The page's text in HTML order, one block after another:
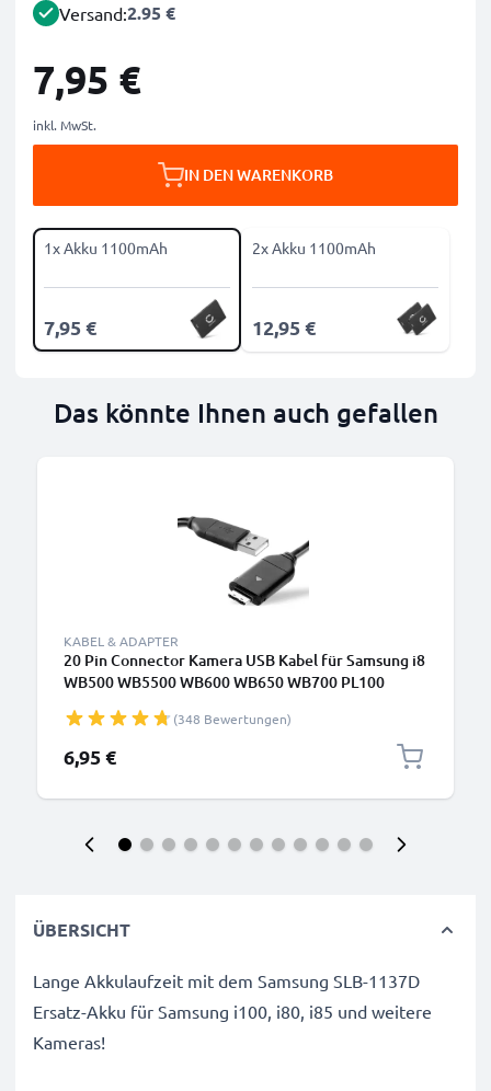
Versand:2.95 €
7,95 €
inkl. MwSt.
IN DEN WARENKORB
1x Akku 1100mAh
7,95 €
2x Akku 1100mAh
12,95 €
Das könnte Ihnen auch gefallen
KABEL & ADAPTER
20 Pin Connector Kamera USB Kabel für Samsung i8
WB500 WB5500 WB600 WB650 WB700 PL100
ST500 ST30 L100 TL220 Video-/ Fotokameras - EA-
CB20U12,SUC-C3,-C5,-C7 Datenkabel 2.0, PVC
Ladekabel
(348 Bewertungen)
6,95 €
ÜBERSICHT
Lange Akkulaufzeit mit dem Samsung SLB-1137D
Ersatz-Akku für Samsung i100, i80, i85 und weitere
Kameras!